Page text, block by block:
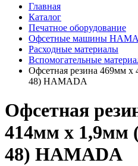
Главная
Каталог
Печатное оборудование
Офсетные машины
Расходные материалы
Вспомогательные
Офсетная резина 469мм
48) HAMADA
Офсетная
414мм x 1,9мм
48) HAMADA